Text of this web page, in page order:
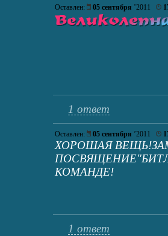
Оставлен: 05 сентября ’2011
1 ответ
Оставлен: 05 сентября ’2011
ХОРОШАЯ
КОМАНДЕ!
1 ответ